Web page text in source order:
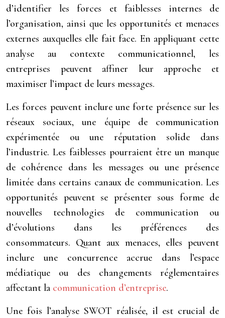
d’identifier les forces et faiblesses internes de
l’organisation, ainsi que les opportunités et menaces
externes auxquelles elle fait face. En appliquant cette
analyse au contexte communicationnel, les
entreprises peuvent affiner leur approche et
maximiser l’impact de leurs messages.
Les forces peuvent inclure une forte présence sur les
réseaux sociaux, une équipe de communication
expérimentée ou une réputation solide dans
l’industrie. Les faiblesses pourraient être un manque
de cohérence dans les messages ou une présence
limitée dans certains canaux de communication. Les
opportunités peuvent se présenter sous forme de
nouvelles technologies de communication ou
d’évolutions dans les préférences des
consommateurs. Quant aux menaces, elles peuvent
inclure une concurrence accrue dans l’espace
médiatique ou des changements réglementaires
affectant la communication d’entreprise.
Une fois l’analyse SWOT réalisée, il est crucial de